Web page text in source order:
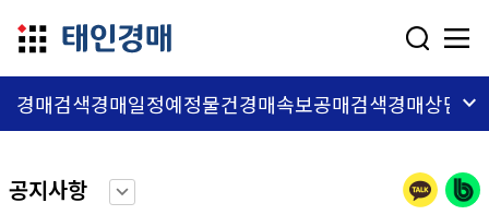
dehaze
경매검색경매일정예정물건경매속보공매검색경매상담 교
keyboard_arrow_down
공지사항 keyboard_arrow_down